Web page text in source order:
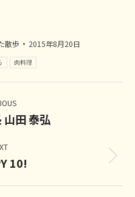
散歩
2015年8月20日
肉料理
山田 泰弘
10!